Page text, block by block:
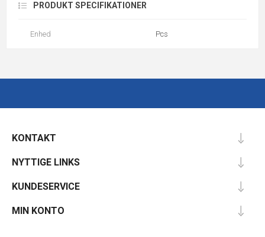
PRODUKT SPECIFIKATIONER
Enhed Pcs
KONTAKT
NYTTIGE LINKS
KUNDESERVICE
MIN KONTO